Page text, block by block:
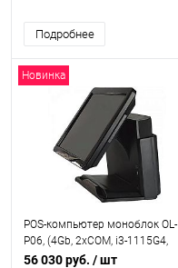
Подробнее
Новинка
POS-компьютер моноблок OL-
P06, (4Gb, 2xCOM, i3-1115G4,
4Gb, М2 SSD 128Gb NVMe, MSR,
56 030 руб. / шт